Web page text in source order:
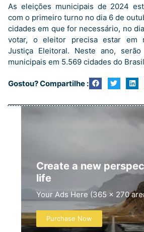
As eleições municipais de 2024
com o primeiro turno no dia 6 de
cidades em que for necessário, no
votar, o eleitor precisa estar em
Justiça Eleitoral. Neste ano, serão
municipais em 5.569 cidades do
Gostou? Compartilhe :
Create a new
life
Your Ads Here (365 x 270
Purchase Now